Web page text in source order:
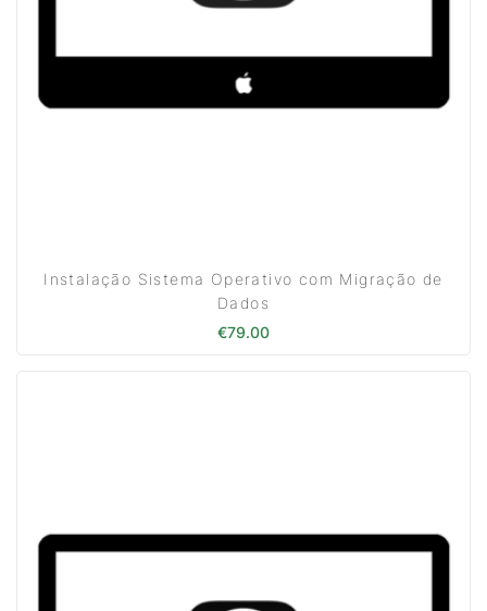
Instalação Sistema Operativo com Migração de
Dados
€79.00